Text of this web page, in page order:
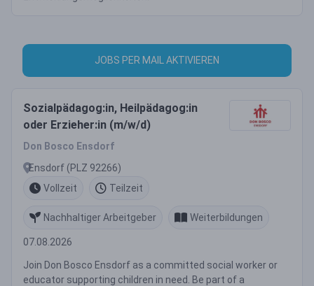
JOBS PER MAIL AKTIVIEREN
Sozialpädagog:in, Heilpädagog:in
oder Erzieher:in (m/w/d)
Don Bosco Ensdorf
Ensdorf (PLZ 92266)
Vollzeit
Teilzeit
Nachhaltiger Arbeitgeber Weiterbildungen
07.08.2026
Join Don Bosco Ensdorf as a committed social worker or
educator supporting children in need. Be part of a